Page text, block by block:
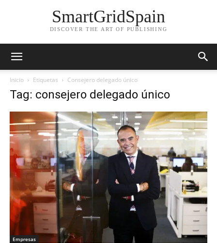
SmartGridSpain
DISCOVER THE ART OF PUBLISHING
Inicio Etiquetas Consejero delegado único
Tag: consejero delegado único
Empresas